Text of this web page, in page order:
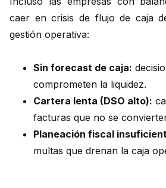
caer en crisis de flujo de caja
gestión operativa:
Sin forecast de caja:
comprometen la liquidez.
Cartera lenta (DSO alto):
facturas que no se
Planeación fiscal
multas que drenan la caja